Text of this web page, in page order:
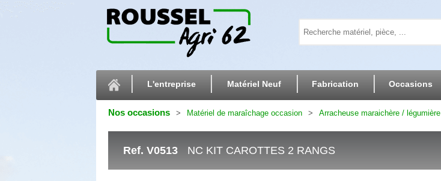
L'entreprise Matériel Neuf Fabrication Occasions
Nos occasions Matériel de maraîchage occasion Arracheuse maraichère / légumière
NC KIT CAROTTES 2 RANGS
Ref. V0513